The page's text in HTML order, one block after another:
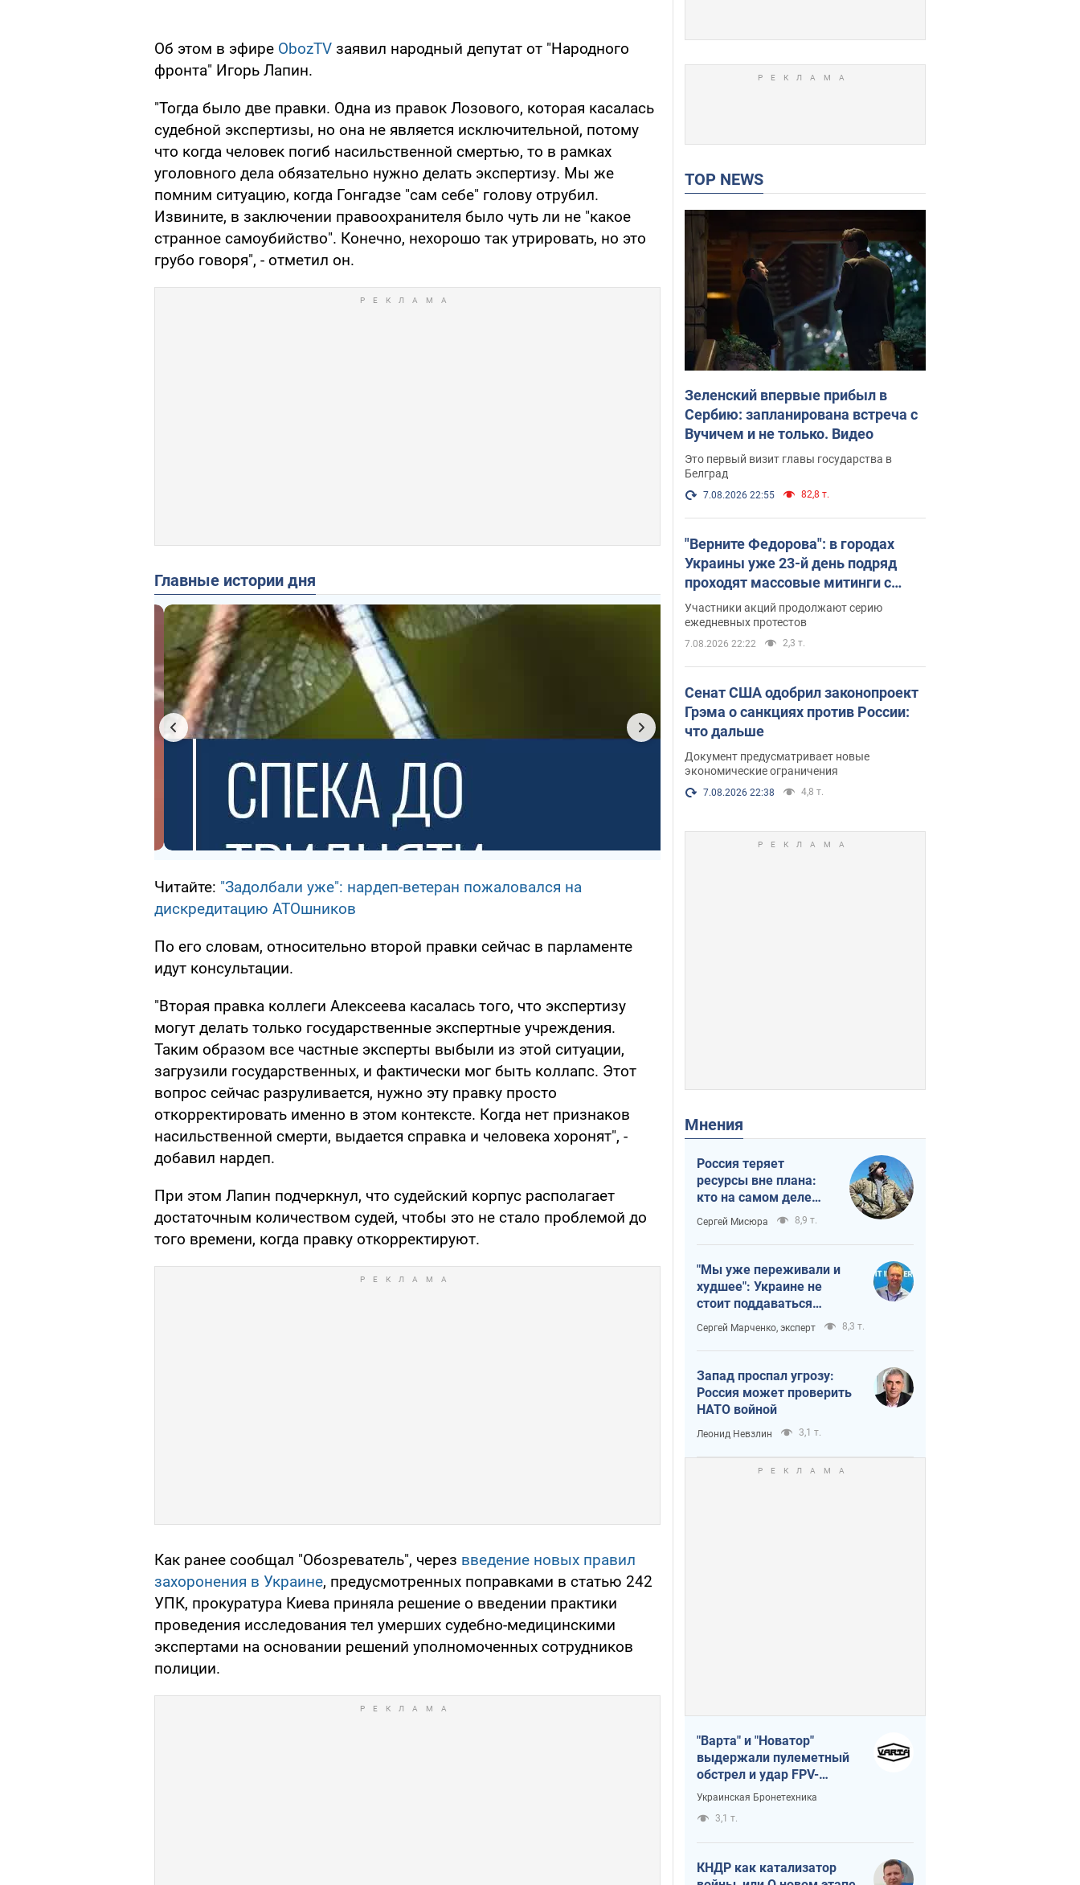
Об этом в эфире ObozTV заявил народный депутат от "Народного
фронта" Игорь Лапин.
"Тогда было две правки. Одна из правок Лозового, которая касалась
судебной экспертизы, но она не является исключительной, потому
что когда человек погиб насильственной смертью, то в рамках
уголовного дела обязательно нужно делать экспертизу. Мы же
помним ситуацию, когда Гонгадзе "сам себе" голову отрубил.
Извините, в заключении правоохранителя было чуть ли не "какое
странное самоубийство". Конечно, нехорошо так утрировать, но это
грубо говоря", - отметил он.
Главные истории дня
Читайте: "Задолбали уже": нардеп-ветеран пожаловался на
дискредитацию АТОшников
По его словам, относительно второй правки сейчас в парламенте
идут консультации.
"Вторая правка коллеги Алексеева касалась того, что экспертизу
могут делать только государственные экспертные учреждения.
Таким образом все частные эксперты выбыли из этой ситуации,
загрузили государственных, и фактически мог быть коллапс. Этот
вопрос сейчас разруливается, нужно эту правку просто
откорректировать именно в этом контексте. Когда нет признаков
насильственной смерти, выдается справка и человека хоронят", -
добавил нардеп.
При этом Лапин подчеркнул, что судейский корпус располагает
достаточным количеством судей, чтобы это не стало проблемой до
того времени, когда правку откорректируют.
Как ранее сообщал "Обозреватель", через введение новых правил
захоронения в Украине, предусмотренных поправками в статью 242
УПК, прокуратура Киева приняла решение о введении практики
проведения исследования тел умерших судебно-медицинскими
экспертами на основании решений уполномоченных сотрудников
полиции.
TOP NEWS
Зеленский впервые прибыл в
Сербию: запланирована встреча с
Вучичем и не только. Видео
Это первый визит главы государства в
Белград
7.08.2026 22:55 82,8 т.
"Верните Федорова": в городах
Украины уже 23-й день подряд
проходят массовые митинги с
плакатами. Фото и видео
Участники акций продолжают серию
ежедневных протестов
7.08.2026 22:22 2,3 т.
Сенат США одобрил законопроект
Грэма о санкциях против России:
что дальше
Документ предусматривает новые
экономические ограничения
7.08.2026 22:38 4,8 т.
Мнения
Россия теряет
ресурсы вне плана:
кто на самом деле
диктует темп войны
Сергей Мисюра 8,9 т.
"Мы уже переживали и
худшее": Украине не
стоит поддаваться
отчаянию из-за
ракетного террора
Сергей Марченко, эксперт 8,3 т.
Запад проспал угрозу:
Россия может проверить
НАТО войной
Леонид Невзлин 3,1 т.
"Варта" и "Новатор"
выдержали пулеметный
обстрел и удар FPV-
дрона, сохранив жизнь
Украинская Бронетехника
3,1 т.
КНДР как катализатор